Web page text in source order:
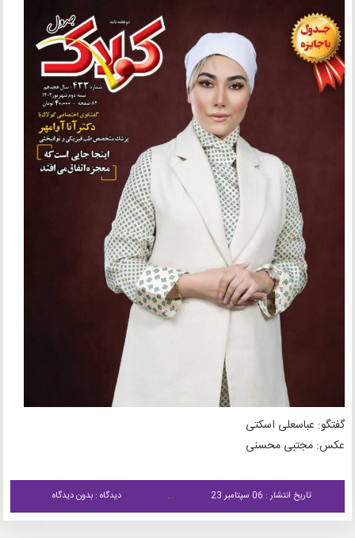
گفتگو: عباسعلی اسکتی
عکس: مجتبی محسنی
تاریخ انتشار : 06 سپتامبر 23 دیدگاه : بدون دیدگاه